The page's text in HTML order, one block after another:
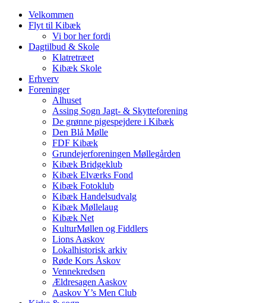
Velkommen
Flyt til Kibæk
Vi bor her fordi
Dagtilbud & Skole
Klatretræet
Kibæk Skole
Erhverv
Foreninger
Alhuset
Assing Sogn Jagt- & Skytteforening
De grønne pigespejdere i Kibæk
Den Blå Mølle
FDF Kibæk
Grundejerforeningen Møllegården
Kibæk Bridgeklub
Kibæk Elværks Fond
Kibæk Fotoklub
Kibæk Handelsudvalg
Kibæk Møllelaug
Kibæk Net
KulturMøllen og Fiddlers
Lions Aaskov
Lokalhistorisk arkiv
Røde Kors Åskov
Vennekredsen
Ældresagen Aaskov
Aaskov Y’s Men Club